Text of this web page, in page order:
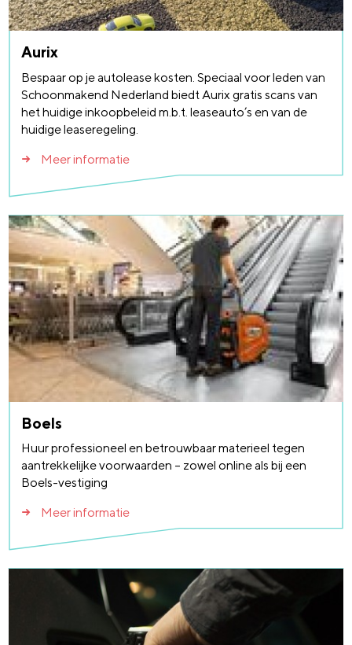
Aurix
Bespaar op je autolease kosten. Speciaal voor leden van
Schoonmakend Nederland biedt Aurix gratis scans van
het huidige inkoopbeleid m.b.t. leaseauto’s en van de
huidige leaseregeling.
Meer informatie
Boels
Huur professioneel en betrouwbaar materieel tegen
aantrekkelijke voorwaarden – zowel online als bij een
Boels-vestiging
Meer informatie